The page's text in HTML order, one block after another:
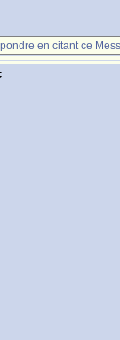
en citant ce